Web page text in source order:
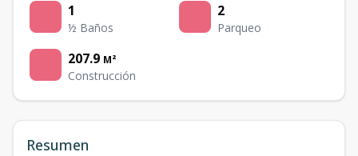
1
½ Baños
2
Parqueo
207.9 M²
Construcción
Resumen